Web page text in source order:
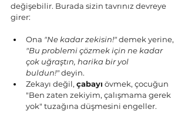
değişebilir. Burada sizin tavrınız devreye
girer:
Ona "Ne kadar zekisin!" demek yerine,
"Bu problemi çözmek için ne kadar
çok uğraştın, harika bir yol
buldun!" deyin.
Zekayı değil, çabayı övmek, çocuğun
"Ben zaten zekiyim, çalışmama gerek
yok" tuzağına düşmesini engeller.